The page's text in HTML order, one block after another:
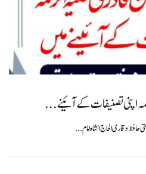
اپنی تصنیفات کے آئینے...
حافظ وقاری الحاج الشاہ امام...